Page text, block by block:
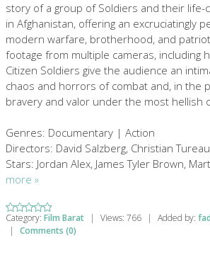
story of a group of Soldiers and their life-
in Afghanistan, offering an excruciatingly
modern warfare, brotherhood, and
footage from multiple cameras, including
Citizen Soldiers give the audience an
chaos and horrors of combat and, in the
bravery and valor under the most hellish
Genres: Documentary | Action
Directors: David Salzberg, Christian
Stars: Jordan Alex, James Tyler Brown,
more »
Category: Film Barat | Views: 766 | Added by:
|
Comments (0)